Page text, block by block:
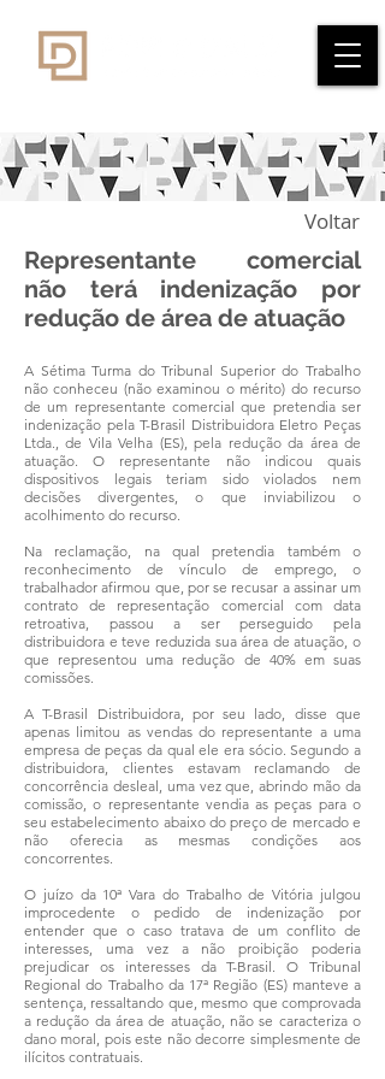
Voltar
Representante comercial
não terá indenização por
redução de área de atuação
A Sétima Turma do Tribunal Superior do Trabalho
não conheceu (não examinou o mérito) do recurso
de um representante comercial que pretendia ser
indenização pela T-Brasil Distribuidora Eletro Peças
Ltda., de Vila Velha (ES), pela redução da área de
atuação. O representante não indicou quais
dispositivos legais teriam sido violados nem
decisões divergentes, o que inviabilizou o
acolhimento do recurso.
Na reclamação, na qual pretendia também o
reconhecimento de vínculo de emprego, o
trabalhador afirmou que, por se recusar a assinar um
contrato de representação comercial com data
retroativa, passou a ser perseguido pela
distribuidora e teve reduzida sua área de atuação, o
que representou uma redução de 40% em suas
comissões.
A T-Brasil Distribuidora, por seu lado, disse que
apenas limitou as vendas do representante a uma
empresa de peças da qual ele era sócio. Segundo a
distribuidora, clientes estavam reclamando de
concorrência desleal, uma vez que, abrindo mão da
comissão, o representante vendia as peças para o
seu estabelecimento abaixo do preço de mercado e
não oferecia as mesmas condições aos
concorrentes.
O juízo da 10ª Vara do Trabalho de Vitória julgou
improcedente o pedido de indenização por
entender que o caso tratava de um conflito de
interesses, uma vez a não proibição poderia
prejudicar os interesses da T-Brasil. O Tribunal
Regional do Trabalho da 17ª Região (ES) manteve a
sentença, ressaltando que, mesmo que comprovada
a redução da área de atuação, não se caracteriza o
dano moral, pois este não decorre simplesmente de
ilícitos contratuais.